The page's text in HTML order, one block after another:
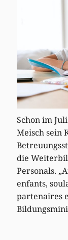
Schon im
Meisch sein
die
Personals.
enfants,
partenaires